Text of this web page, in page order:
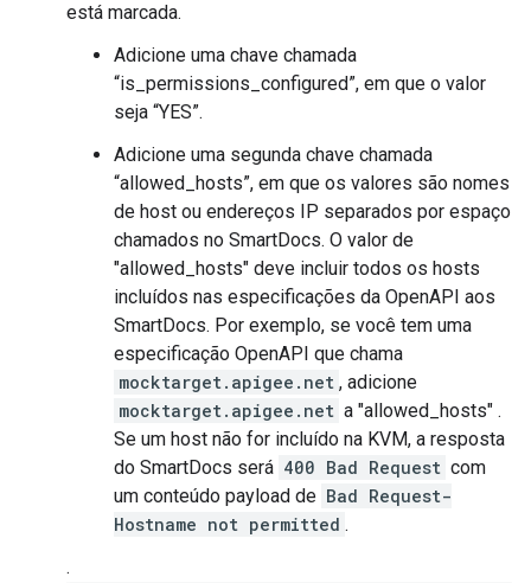
está marcada.
Adicione uma chave chamada
“is_permissions_configured”, em que o valor
seja “YES”.
Adicione uma segunda chave chamada
“allowed_hosts”, em que os valores são nomes
de host ou endereços IP separados por espaço
chamados no SmartDocs. O valor de
"allowed_hosts" deve incluir todos os hosts
incluídos nas especificações da OpenAPI aos
SmartDocs. Por exemplo, se você tem uma
especificação OpenAPI que chama
mocktarget.apigee.net , adicione
mocktarget.apigee.net a "allowed_hosts" .
Se um host não for incluído na KVM, a resposta
do SmartDocs será 400 Bad Request com
um conteúdo payload de Bad Request-
Hostname not permitted .
.